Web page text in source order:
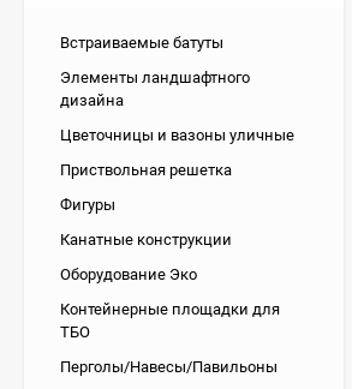
Встраиваемые батуты
Элементы ландшафтного
дизайна
Цветочницы и вазоны уличные
Приствольная решетка
Фигуры
Канатные конструкции
Оборудование Эко
Контейнерные площадки для
ТБО
Перголы/Навесы/Павильоны